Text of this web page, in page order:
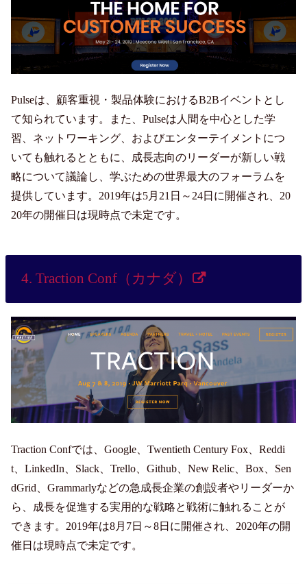
Pulseは、顧客重視・製品体験におけるB2Bイベントとし
て知られています。また、Pulseは人間を中心とした学
習、ネットワーキング、およびエンターテイメントにつ
いても触れるとともに、 成長志向のリーダーが新しい戦
略について議論し、学ぶための世界最大のフォーラムを
提供しています。2019年は5月21日～24日に開催され、20
20年の開催日は現時点で未定です。
4. Traction Conf（カナダ）
Traction Confでは、Google、Twentieth Century Fox、Reddi
t、LinkedIn、Slack、Trello、Github、New Relic、Box、Sen
dGrid、Grammarlyなどの急成長企業の創設者やリーダーか
ら、成長を促進する実用的な戦略と戦術に触れることが
できます。2019年は8月7日～8日に開催され、2020年の開
催日は現時点で未定です。